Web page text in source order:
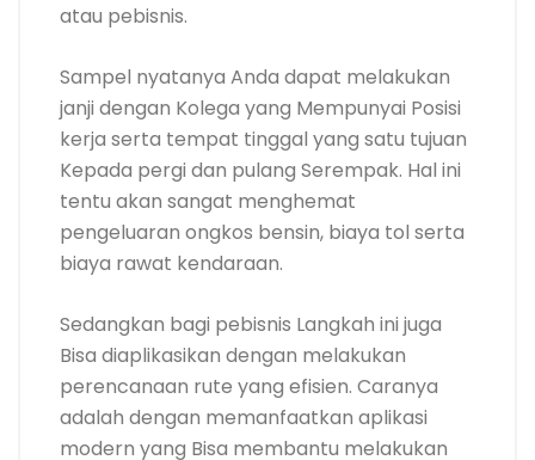
atau pebisnis.
Sampel nyatanya Anda dapat melakukan
janji dengan Kolega yang Mempunyai Posisi
kerja serta tempat tinggal yang satu tujuan
Kepada pergi dan pulang Serempak. Hal ini
tentu akan sangat menghemat
pengeluaran ongkos bensin, biaya tol serta
biaya rawat kendaraan.
Sedangkan bagi pebisnis Langkah ini juga
Bisa diaplikasikan dengan melakukan
perencanaan rute yang efisien. Caranya
adalah dengan memanfaatkan aplikasi
modern yang Bisa membantu melakukan